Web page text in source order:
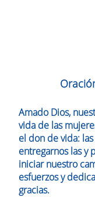
Inscription
Amado Dios,
vida de las
el don de vida:
entregarnos las y
iniciar nuestro
esfuerzos y
gracias.